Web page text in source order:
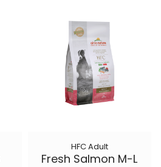
HFC Adult
Fresh Salmon M-L